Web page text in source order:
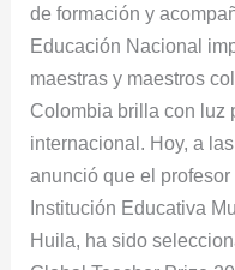
de formación y
Educación Nacional
maestras y maestros
Colombia brilla con luz
internacional. Hoy, a
anunció que el
Institución Educativa
Huila, ha sido
Mineducación,
es
finalista
del
Global
Teacher
Prize
en